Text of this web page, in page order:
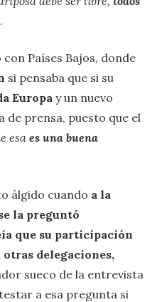
.
Países Bajos, donde
si pensaba que si su
Europa y un nuevo
de prensa, puesto que el
esa es una buena
álgido cuando a la
la preguntó
que su participación
delegaciones,
sueco de la entrevista
a esa pregunta si